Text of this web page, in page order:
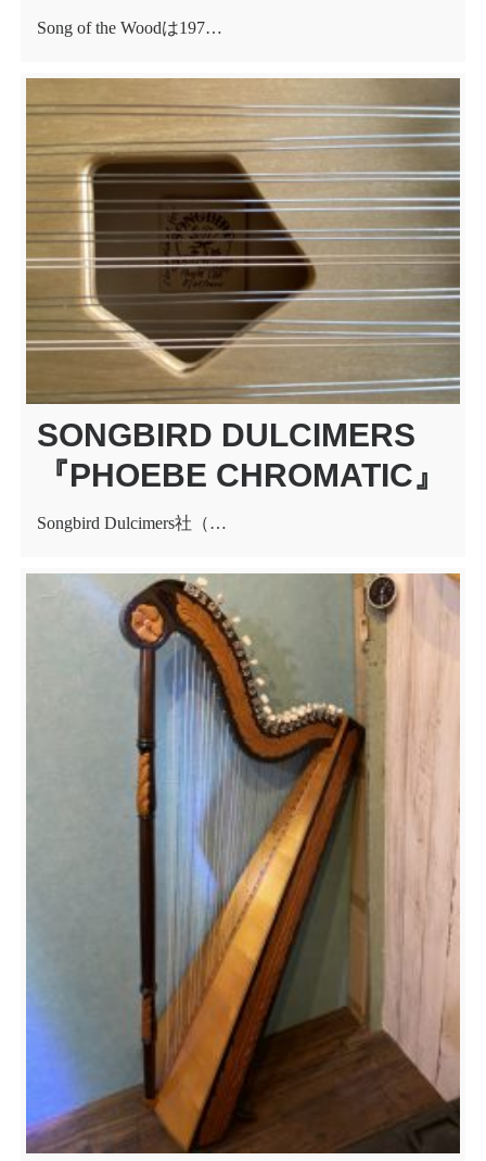
Song of the Woodは197…
SONGBIRD DULCIMERS
『PHOEBE CHROMATIC』
Songbird Dulcimers社（…